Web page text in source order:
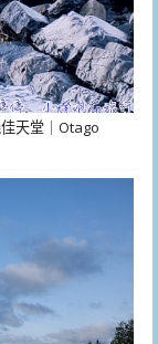
天堂｜Otago